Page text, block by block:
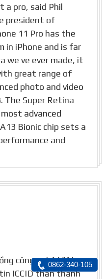
a pro, said Phil
president of
11 Pro has the
in iPhone and is far
we ve ever made, it
great range of
photo and video
The Super Retina
advanced
Bionic chip sets a
and
công nghệ Việt
ICCID thần thánh
0862-340-105